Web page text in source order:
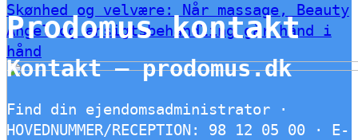
Skønhed og velvære: Når massage, Beauty
Angel og ansigtsbehandling går hånd i
hånd
Prodomus kontakt
Kontakt – prodomus.dk
Find din ejendomsadministrator ·
HOVEDNUMMER/RECEPTION: 98 12 05 00 · E-